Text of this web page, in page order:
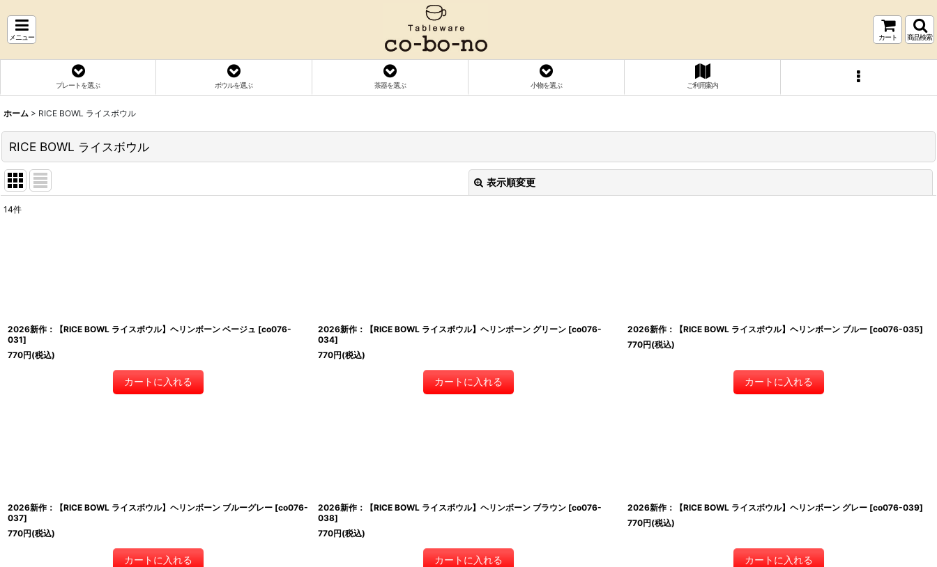
メニュー カート 商品検索
プレートを選ぶ ボウルを選ぶ 茶器を選ぶ 小物を選ぶ ご利用案内
ホーム > RICE BOWL ライスボウル
RICE BOWL ライスボウル
表示順変更
14件
2026新作：【RICE BOWL ライスボウル】ヘリンボーン ベージュ [co076-
031]
770円(税込)
カートに入れる
2026新作：【RICE BOWL ライスボウル】ヘリンボーン グリーン [co076-
034]
770円(税込)
カートに入れる
2026新作：【RICE BOWL ライスボウル】ヘリンボーン ブルー [co076-035]
770円(税込)
カートに入れる
2026新作：【RICE BOWL ライスボウル】ヘリンボーン ブルーグレー [co076-
037]
770円(税込)
カートに入れる
2026新作：【RICE BOWL ライスボウル】ヘリンボーン ブラウン [co076-
038]
770円(税込)
カートに入れる
2026新作：【RICE BOWL ライスボウル】ヘリンボーン グレー [co076-039]
770円(税込)
カートに入れる